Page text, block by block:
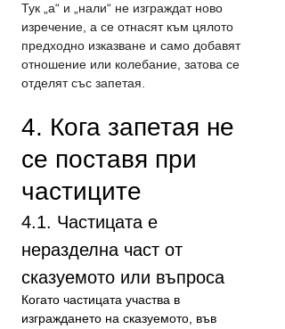
Тук „а“ и „нали“ не изграждат ново
изречение, а се отнасят към цялото
предходно изказване и само добавят
отношение или колебание, затова се
отделят със запетая.
4. Кога запетая не
се поставя при
частиците
4.1. Частицата е
неразделна част от
сказуемото или въпроса
Когато частицата участва в
изграждането на сказуемото, във